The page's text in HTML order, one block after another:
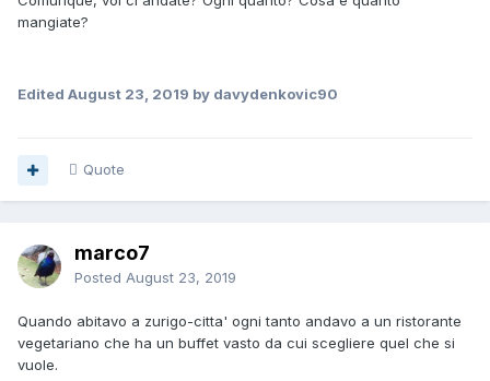
mangiate?
Edited August 23, 2019 by davydenkovic90
Quote
marco7
Posted August 23, 2019
Quando abitavo a zurigo-citta' ogni tanto andavo a un ristorante
vegetariano che ha un buffet vasto da cui scegliere quel che si
vuole.